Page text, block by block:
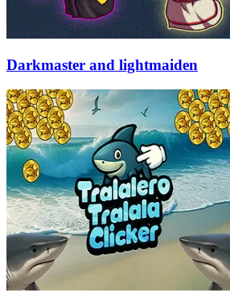
Darkmaster and lightmaiden